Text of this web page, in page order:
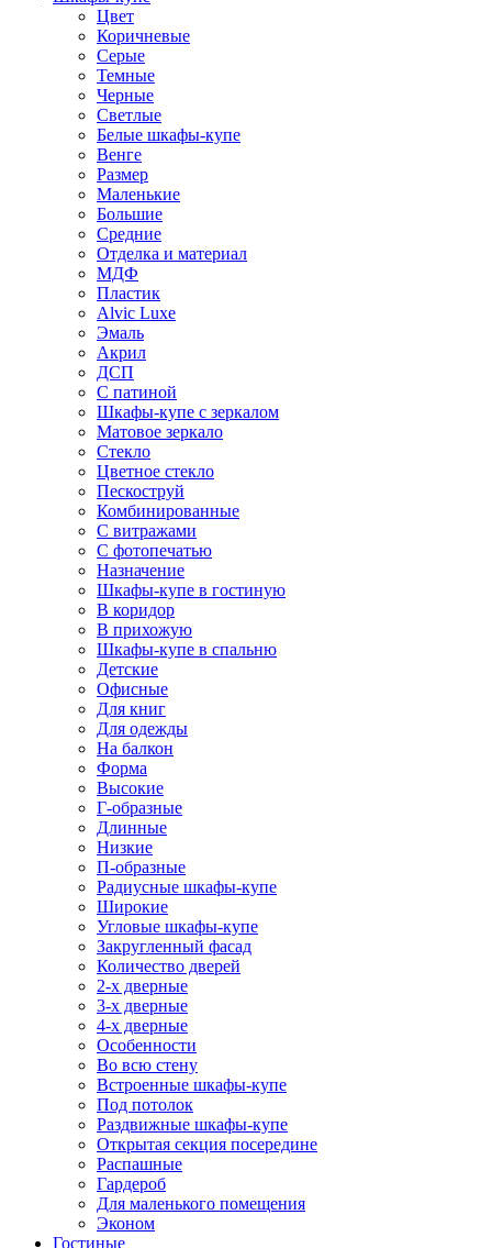
Цвет
Коричневые
Серые
Темные
Черные
Светлые
Белые шкафы-купе
Венге
Размер
Маленькие
Большие
Средние
Отделка и материал
МДФ
Пластик
Alvic Luxe
Эмаль
Акрил
ДСП
С патиной
Шкафы-купе с зеркалом
Матовое зеркало
Стекло
Цветное стекло
Пескоструй
Комбинированные
С витражами
С фотопечатью
Назначение
Шкафы-купе в гостиную
В коридор
В прихожую
Шкафы-купе в спальню
Детские
Офисные
Для книг
Для одежды
На балкон
Форма
Высокие
Г-образные
Длинные
Низкие
П-образные
Радиусные шкафы-купе
Широкие
Угловые шкафы-купе
Закругленный фасад
Количество дверей
2-х дверные
3-х дверные
4-х дверные
Особенности
Во всю стену
Встроенные шкафы-купе
Под потолок
Раздвижные шкафы-купе
Открытая секция посередине
Распашные
Гардероб
Для маленького помещения
Эконом
Гостиные